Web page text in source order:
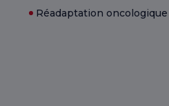
Réadaptation oncologique